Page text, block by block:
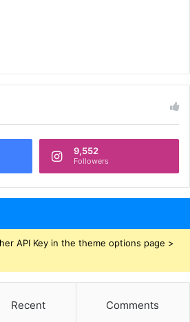
9,552
Followers
API Key in the theme options page >
Recent Comments